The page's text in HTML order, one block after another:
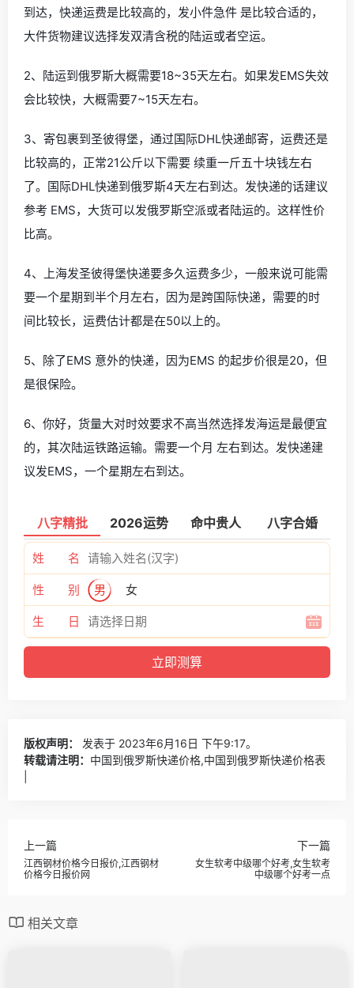
到达，快递运费是比较高的，发小件急件 是比较合适的，
大件货物建议选择发双清含税的陆运或者空运。
2、陆运到俄罗斯大概需要18~35天左右。如果发EMS失效
会比较快，大概需要7~15天左右。
3、寄包裹到圣彼得堡，通过国际DHL快递邮寄，运费还是
比较高的，正常21公斤以下需要 续重一斤五十块钱左右
了。国际DHL快递到俄罗斯4天左右到达。发快递的话建议
参考 EMS，大货可以发俄罗斯空派或者陆运的。这样性价
比高。
4、上海发圣彼得堡快递要多久运费多少，一般来说可能需
要一个星期到半个月左右，因为是跨国际快递，需要的时
间比较长，运费估计都是在50以上的。
5、除了EMS 意外的快递，因为EMS 的起步价很是20，但
是很保险。
6、你好，货量大对时效要求不高当然选择发海运是最便宜
的，其次陆运铁路运输。需要一个月 左右到达。发快递建
议发EMS，一个星期左右到达。
八字精批 2026运势 命中贵人 八字合婚
姓 名
性 别 男 女
生 日
版权声明：
发表于 2023年6月16日 下午9:17。
转载请注明： 中国到俄罗斯快递价格,中国到俄罗斯快递价格表
上一篇
江西钢材价格今日报价,江西钢材
价格今日报价网
下一篇
女生软考中级哪个好考,女生软考
中级哪个好考一点
相关文章